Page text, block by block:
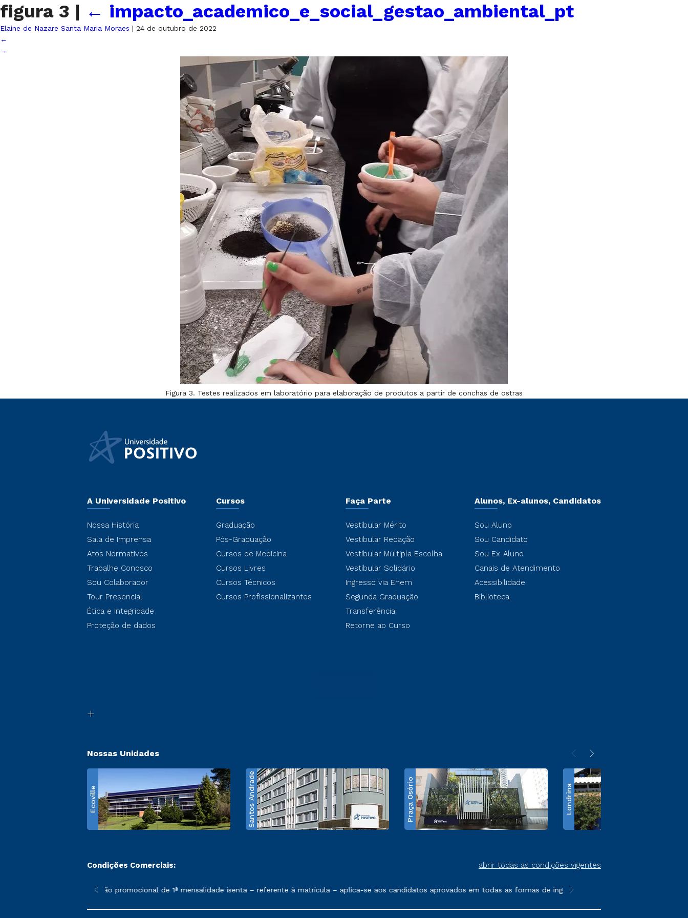
figura 3 | ← impacto_academico_e_social_gestao_ambiental_pt
Elaine de Nazare Santa Maria Moraes | 24 de outubro de 2022
←
→
Figura 3. Testes realizados em laboratório para elaboração de produtos a partir de conchas de ostras
A Universidade Positivo
Nossa História
Sala de Imprensa
Atos Normativos
Trabalhe Conosco
Sou Colaborador
Tour Presencial
Ética e Integridade
Proteção de dados
Cursos
Graduação
Pós-Graduação
Cursos de Medicina
Cursos Livres
Cursos Técnicos
Cursos Profissionalizantes
Faça Parte
Vestibular Mérito
Vestibular Redação
Vestibular Múltipla Escolha
Vestibular Solidário
Ingresso via Enem
Segunda Graduação
Transferência
Retorne ao Curso
Alunos, Ex-alunos, Candidatos
Sou Aluno
Sou Candidato
Sou Ex-Aluno
Canais de Atendimento
Acessibilidade
Biblioteca
Nossas Unidades
Ecoville Santos Andrade Praça Osório Londrina
Condições Comerciais: abrir todas as condições vigentes
sofrer alterações nos períodos de rematrícula conforme exposto no contrato de prestação de serviços
*A condição promocional de 1ª mensalidade isenta – referente à matrícula – aplica-se aos candidatos aprovados em todas as formas de ingresso, exceto na prova on-line ou
**Semipresencial é um formato do